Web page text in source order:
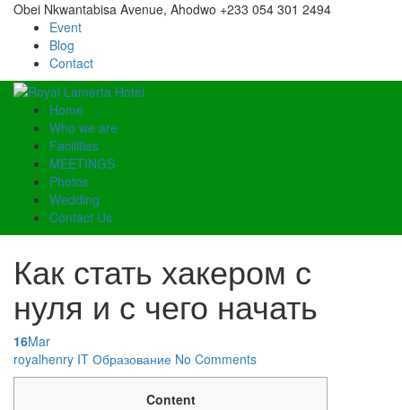
Obei Nkwantabisa Avenue, Ahodwo +233 054 301 2494
Event
Blog
Contact
Home
Who we are
Facilities
MEETINGS
Photos
Wedding
Contact Us
Как стать хакером с
нуля и с чего начать
16Mar
Posted
by
royalhenry IT Образование No Comments
Content